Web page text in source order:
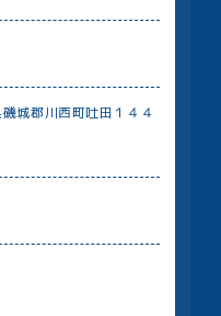
城郡川⻄町吐田１４４